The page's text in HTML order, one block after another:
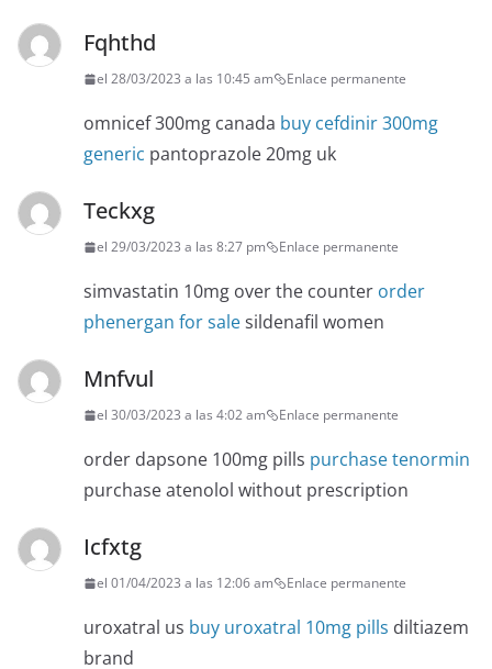
Fqhthd
el 28/03/2023 a las 10:45 am Enlace permanente
omnicef 300mg canada buy cefdinir 300mg
generic pantoprazole 20mg uk
Teckxg
el 29/03/2023 a las 8:27 pm Enlace permanente
simvastatin 10mg over the counter order
phenergan for salesildenafil women
Mnfvul
el 30/03/2023 a las 4:02 am Enlace permanente
order dapsone 100mg pills purchase tenormin
purchase atenolol without prescription
Icfxtg
el 01/04/2023 a las 12:06 am Enlace permanente
uroxatral us buy uroxatral 10mg pills diltiazem
brand